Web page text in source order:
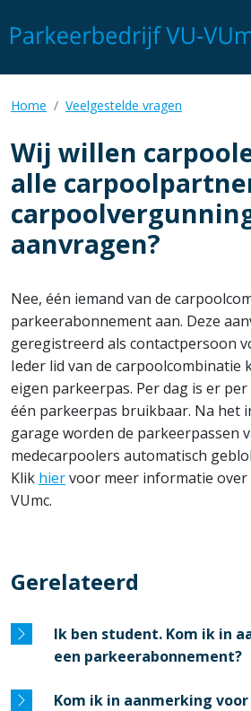
en
de
inhoud
Kruimelpad
Home Veelgestelde vragen
Wij willen
alle
aanvragen?
Nee, één iemand van de
parkeerabonnement aan. Deze
geregistreerd als contactpersoon
Ieder lid van de carpoolcombinatie
eigen parkeerpas. Per dag is er
één parkeerpas bruikbaar. Na het
garage worden de parkeerpassen
medecarpoolers automatisch
Klik hiervoor meer informatie over
VUmc.
Gerelateerd
Ik ben student. Kom ik in
een parkeerabonnement?
Kom ik in aanmerking voor